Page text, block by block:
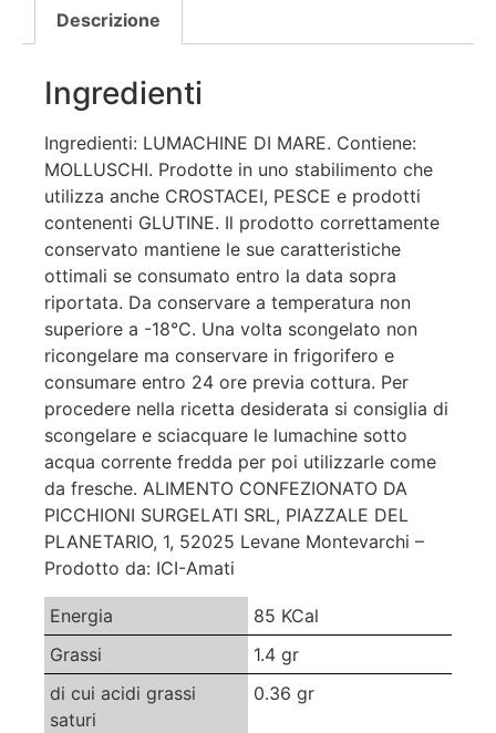
Descrizione
Ingredienti
Ingredienti: LUMACHINE DI MARE. Contiene:
MOLLUSCHI. Prodotte in uno stabilimento che
utilizza anche CROSTACEI, PESCE e prodotti
contenenti GLUTINE. Il prodotto correttamente
conservato mantiene le sue caratteristiche
ottimali se consumato entro la data sopra
riportata. Da conservare a temperatura non
superiore a -18°C. Una volta scongelato non
ricongelare ma conservare in frigorifero e
consumare entro 24 ore previa cottura. Per
procedere nella ricetta desiderata si consiglia di
scongelare e sciacquare le lumachine sotto
acqua corrente fredda per poi utilizzarle come
da fresche. ALIMENTO CONFEZIONATO DA
PICCHIONI SURGELATI SRL, PIAZZALE DEL
PLANETARIO, 1, 52025 Levane Montevarchi –
Prodotto da: ICI-Amati
Energia
85 KCal
Grassi
1.4 gr
di cui acidi grassi
saturi
0.36 gr